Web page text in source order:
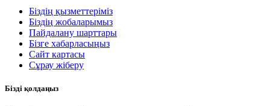
Біздің қызметтеріміз
Біздің жобаларымыз
Пайдалану шарттары
Бізге хабарласыңыз
Сайт картасы
Сұрау жіберу
Бізді қолдаңыз